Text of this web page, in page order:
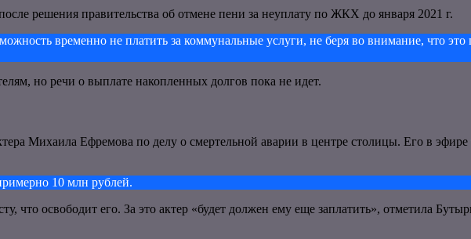
решения правительства об отмене пени за неуплату по ЖКХ до января 2021 г.
временно не платить за коммунальные услуги, не беря во внимание, что
но речи о выплате накопленных долгов пока не идет.
Михаила Ефремова по делу о смертельной аварии в центре столицы. Его в
10 млн рублей.
что освободит его. За это актер «будет должен ему еще заплатить», отметила